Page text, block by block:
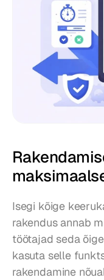
Isegi kõige
rakendus annab
töötajad seda
kasuta selle
rakendamine